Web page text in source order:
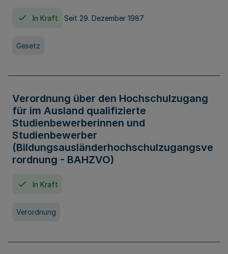
In Kraft Seit 29. Dezember 1987
Gesetz
Verordnung über den Hochschulzugang
für im Ausland qualifizierte
Studienbewerberinnen und
Studienbewerber
(Bildungsausländerhochschulzugangsve
rordnung - BAHZVO)
In Kraft
Verordnung